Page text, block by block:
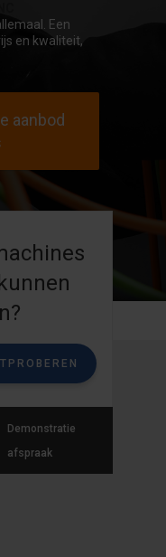
Een
en kwaliteit,
aanbod
kunnen
Demonstratie
afspraak